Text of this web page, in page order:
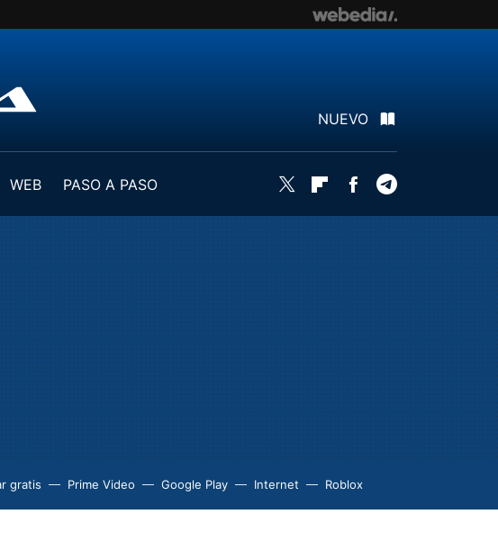
NUEVO
WEB
PASO A PASO
Twitter FlipboardFacebook
gratis Prime Video Google Play Internet Roblox